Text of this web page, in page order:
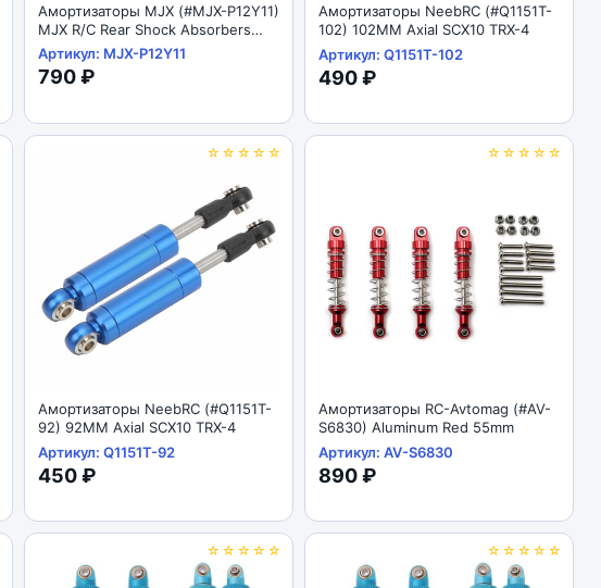
Амортизаторы MJX (#MJX-P12Y11)
MJX R/C Rear Shock Absorbers
1/12
Артикул: MJX-P12Y11
790 ₽
Амортизаторы NeebRC (#Q1151T-
102) 102MM Axial SCX10 TRX-4
Артикул: Q1151T-102
490 ₽
☆☆☆☆☆
Амортизаторы NeebRC (#Q1151T-
92) 92MM Axial SCX10 TRX-4
Артикул: Q1151T-92
450 ₽
☆☆☆☆☆
Амортизаторы RC-Avtomag (#AV-
S6830) Aluminum Red 55mm
Артикул: AV-S6830
890 ₽
☆☆☆☆☆ ☆☆☆☆☆